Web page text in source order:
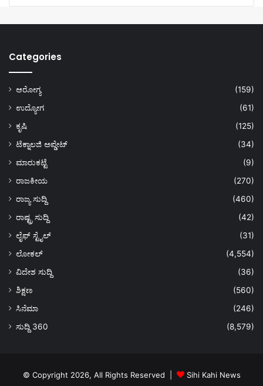
Categories
ಆರೋಗ್ಯ
(159)
ಉದ್ಯೋಗ
(61)
ಕೃಷಿ
(125)
ಟೆಕ್ನಾಲಜಿ ಅಪ್ಡೇಟ್
(34)
ಮಾರುಕಟ್ಟೆ
(9)
ರಾಜಕೀಯ
(270)
ರಾಜ್ಯ ಸುದ್ದಿ
(460)
ರಾಷ್ಟ್ರ ಸುದ್ದಿ
(42)
ಲೈಫ್ ಸ್ಟೈಲ್
(31)
ಲೋಕಲ್
(4,554)
ವಿದೇಶ ಸುದ್ದಿ
(36)
ಶಿಕ್ಷಣ
(560)
ಸಿನೆಮಾ
(246)
ಸುದ್ದಿ 360
(8,579)
© Copyright 2026, All Rights Reserved | Sihi Kahi News